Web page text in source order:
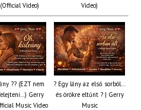
Video)
Video)
?? (EZT nem
Gerry
Music Video
? Egy lány az első sorból…
és örökre eltűnt ? | Gerry
Music